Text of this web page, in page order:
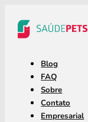
Blog
FAQ
Sobre
Contato
Empresarial